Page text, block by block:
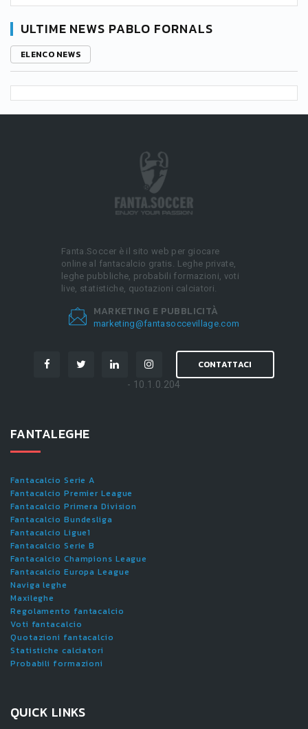
ULTIME NEWS PABLO FORNALS
ELENCO NEWS
Fanta.Soccer è il sito web per giocare
online al fantacalcio gratis. Leghe private,
leghe pubbliche, probabili formazioni, voti
live, statistiche, quotazioni calciatori.
MARKETING E PUBBLICITÀ
marketing@fantasoccevillage.com
CONTATTACI
- 10.1.0.204
FANTALEGHE
Fantacalcio Serie A
Fantacalcio Premier League
Fantacalcio Primera Division
Fantacalcio Bundesliga
Fantacalcio Ligue1
Fantacalcio Serie B
Fantacalcio Champions League
Fantacalcio Europa League
Naviga leghe
Maxileghe
Regolamento fantacalcio
Voti fantacalcio
Quotazioni fantacalcio
Statistiche calciatori
Probabili formazioni
QUICK LINKS